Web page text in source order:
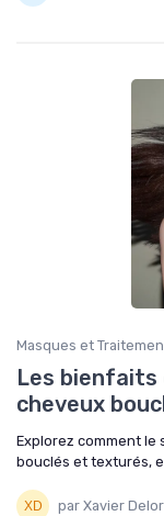
Masques et
Les bienfaits
cheveux
Explorez comment
bouclés et texturés,
par Xavier